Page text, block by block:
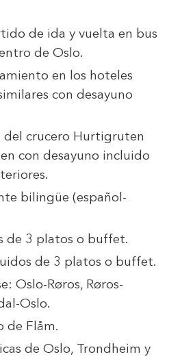
de ida y vuelta en bus
de Oslo.
en los hoteles
con desayuno
del crucero Hurtigruten
con desayuno incluido
bilingüe (español-
de 3 platos o buffet.
de 3 platos o buffet.
Oslo-Røros, Røros-
Oslo.
de Flåm.
de Oslo, Trondheim y